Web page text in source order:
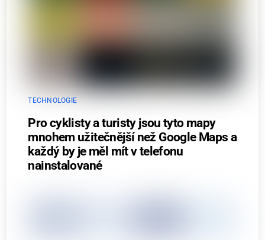
TECHNOLOGIE
Pro cyklisty a turisty jsou tyto mapy
mnohem užitečnější než Google Maps a
každý by je měl mít v telefonu
nainstalované